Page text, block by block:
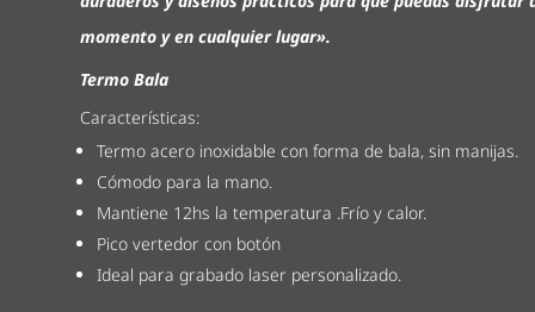
momento y en cualquier lugar».
Termo Bala
Características:
Termo acero inoxidable con forma de bala, sin manijas.
Cómodo para la mano.
Mantiene 12hs la temperatura .Frío y calor.
Pico vertedor con botón
Ideal para grabado laser personalizado.